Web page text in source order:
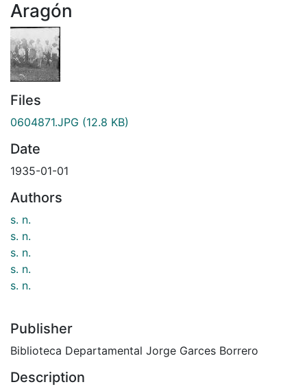
Aragón
Files
0604871.JPG (12.8 KB)
Date
1935-01-01
Authors
s. n.
s. n.
s. n.
s. n.
s. n.
Publisher
Biblioteca Departamental Jorge Garces Borrero
Description